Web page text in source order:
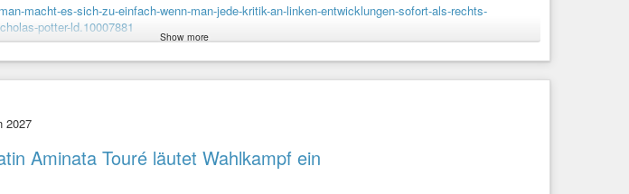
macht-es-sich-zu-einfach-wenn-man-jede-kritik-an-linken-entwicklungen-sofort-als-rechts-
potter-ld.10007881
#tageszeitung #talkshow #Umverteilung #Ungerechtigkeit #Superreiche
hat die Linke enthemmt»
Aktivismus und autoritäre Tendenzen in linken Milieus seit dem 7. Oktober
Show more
2027
Aminata Touré läutet Wahlkampf ein